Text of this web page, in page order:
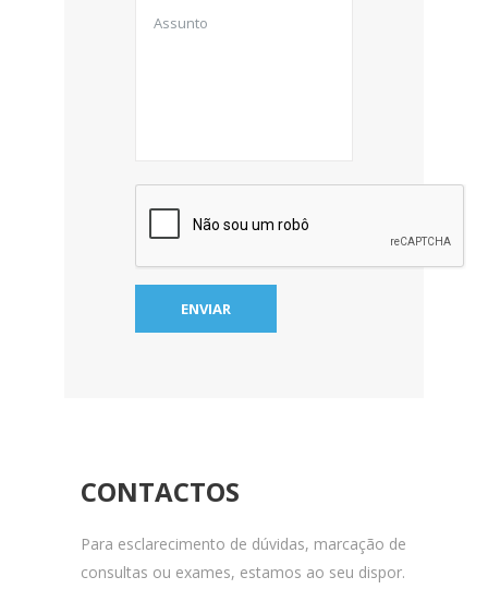
CONTACTOS
Para esclarecimento de dúvidas, marcação de
consultas ou exames, estamos ao seu dispor.